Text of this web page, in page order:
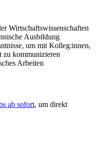
Wirtschaftswissenschaften
Ausbildung
um mit Kolleg:innen,
zu kommunizieren
Arbeiten
ab sofort, um direkt